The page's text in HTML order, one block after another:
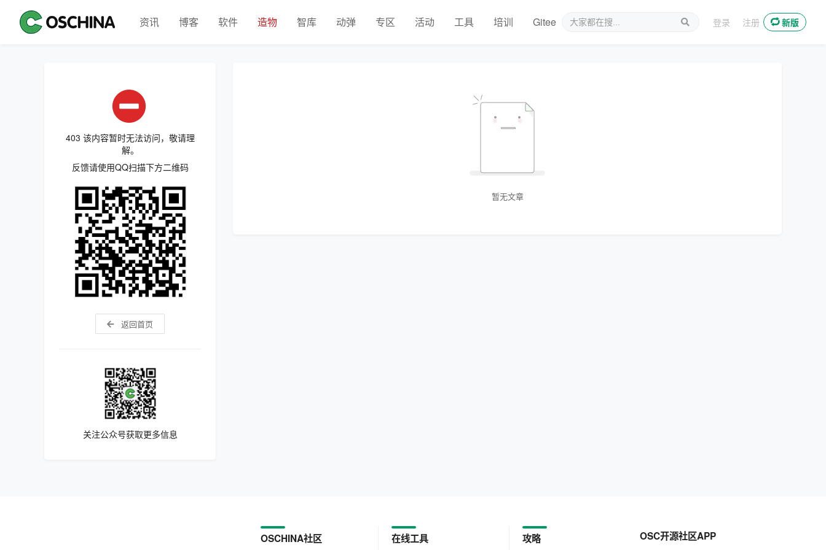
资讯 博客 软件 造物 智库 动弹 专区 活动 工具 培训 Gitee 新媒体 登录 注册 新版
403 该内容暂时无法访问，敬请理
解。
反馈请使用QQ扫描下方二维码
返回首页
关注公众号获取更多信息
暂无文章
OSCHINA社区 在线工具 攻略 OSC开源社区APP